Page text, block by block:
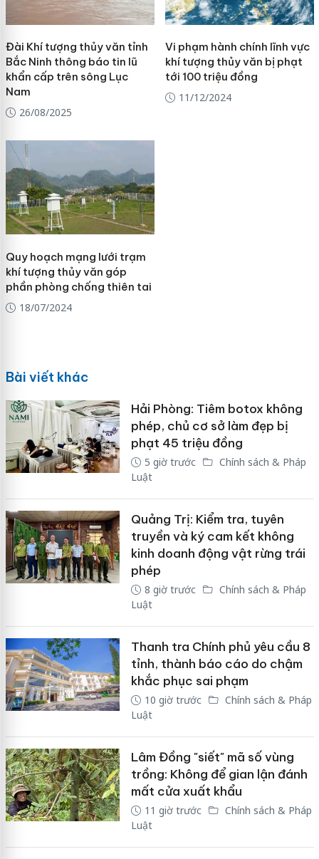
Đài Khí tượng thủy văn tỉnh
Bắc Ninh thông báo tin lũ
khẩn cấp trên sông Lục
Nam
26/08/2025
Vi phạm hành chính lĩnh vực
khí tượng thủy văn bị phạt
tới 100 triệu đồng
11/12/2024
Quy hoạch mạng lưới trạm
khí tượng thủy văn góp
phần phòng chống thiên tai
18/07/2024
Bài viết khác
Hải Phòng: Tiêm botox không
phép, chủ cơ sở làm đẹp bị
phạt 45 triệu đồng
5 giờ trước
Chính sách & Pháp
Luật
Quảng Trị: Kiểm tra, tuyên
truyền và ký cam kết không
kinh doanh động vật rừng trái
phép
8 giờ trước
Chính sách & Pháp
Luật
Thanh tra Chính phủ yêu cầu 8
tỉnh, thành báo cáo do chậm
khắc phục sai phạm
10 giờ trước
Chính sách & Pháp
Luật
Lâm Đồng "siết" mã số vùng
trồng: Không để gian lận đánh
mất cửa xuất khẩu
11 giờ trước
Chính sách & Pháp
Luật